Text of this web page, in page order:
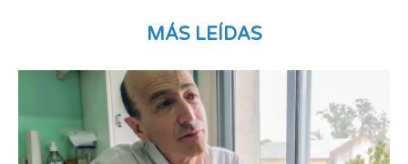
MÁS LEÍDAS